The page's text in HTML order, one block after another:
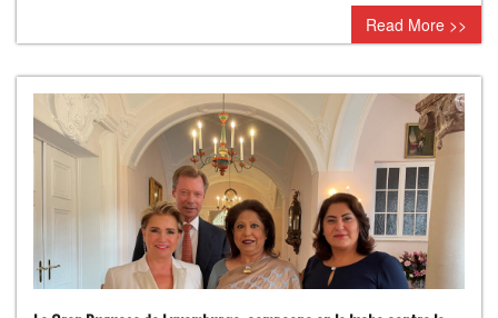
el
colapso
de
la
economía
afgana
Read More >>